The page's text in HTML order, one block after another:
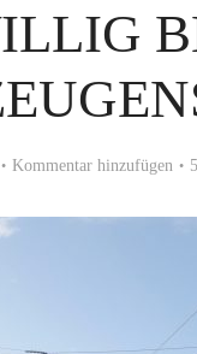
Kommentar hinzufügen